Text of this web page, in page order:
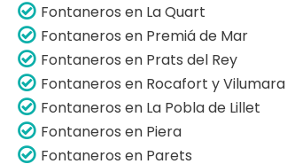
Fontaneros en La Quart
Fontaneros en Premiá de Mar
Fontaneros en Prats del Rey
Fontaneros en Rocafort y Vilumara
Fontaneros en La Pobla de Lillet
Fontaneros en Piera
Fontaneros en Parets